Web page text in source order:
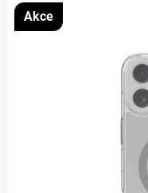
ÚLOŽNÉ BOXY
Akce